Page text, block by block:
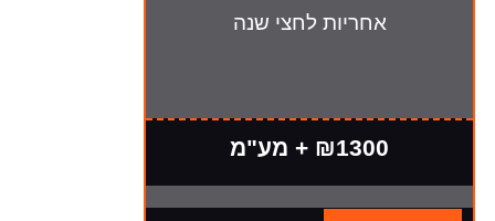
אחריות לחצי שנה
₪1300 + מע"מ